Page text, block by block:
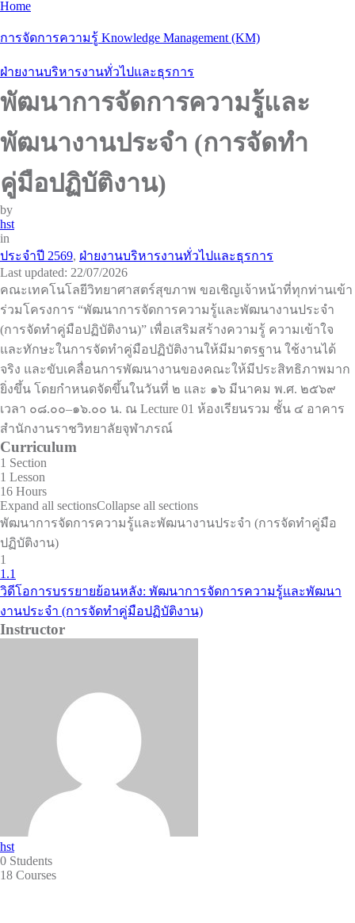
Home
การจัดการความรู้ Knowledge Management (KM)
ฝ่ายงานบริหารงานทั่วไปและธุรการ
พัฒนาการจัดการความรู้และ
พัฒนางานประจำ (การจัดทำ
คู่มือปฏิบัติงาน)
by
hst
in
ประจำปี 2569, ฝ่ายงานบริหารงานทั่วไปและธุรการ
Last updated: 22/07/2026
คณะเทคโนโลยีวิทยาศาสตร์สุขภาพ ขอเชิญเจ้าหน้าที่ทุกท่านเข้า
ร่วมโครงการ “พัฒนาการจัดการความรู้และพัฒนางานประจำ
(การจัดทำคู่มือปฏิบัติงาน)” เพื่อเสริมสร้างความรู้ ความเข้าใจ
และทักษะในการจัดทำคู่มือปฏิบัติงานให้มีมาตรฐาน ใช้งานได้
จริง และขับเคลื่อนการพัฒนางานของคณะให้มีประสิทธิภาพมาก
ยิ่งขึ้น โดยกำหนดจัดขึ้นในวันที่ ๒ และ ๑๖ มีนาคม พ.ศ. ๒๕๖๙
เวลา ๐๘.๐๐–๑๖.๐๐ น. ณ Lecture 01 ห้องเรียนรวม ชั้น ๔ อาคาร
สำนักงานราชวิทยาลัยจุฬาภรณ์
Curriculum
1 Section
1 Lesson
16 Hours
Expand all sectionsCollapse all sections
พัฒนาการจัดการความรู้และพัฒนางานประจำ (การจัดทำคู่มือ
ปฏิบัติงาน)
1
1.1
วิดีโอการบรรยายย้อนหลัง: พัฒนาการจัดการความรู้และพัฒนา
งานประจำ (การจัดทำคู่มือปฏิบัติงาน)
Instructor
hst
0 Students
18 Courses